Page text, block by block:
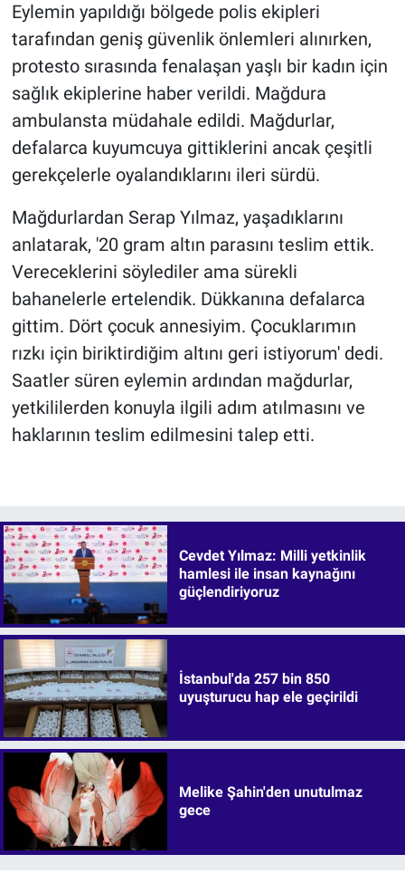
Eylemin yapıldığı bölgede polis ekipleri
tarafından geniş güvenlik önlemleri alınırken,
protesto sırasında fenalaşan yaşlı bir kadın için
sağlık ekiplerine haber verildi. Mağdura
ambulansta müdahale edildi. Mağdurlar,
defalarca kuyumcuya gittiklerini ancak çeşitli
gerekçelerle oyalandıklarını ileri sürdü.
Mağdurlardan Serap Yılmaz, yaşadıklarını
anlatarak, '20 gram altın parasını teslim ettik.
Vereceklerini söylediler ama sürekli
bahanelerle ertelendik. Dükkanına defalarca
gittim. Dört çocuk annesiyim. Çocuklarımın
rızkı için biriktirdiğim altını geri istiyorum' dedi.
Saatler süren eylemin ardından mağdurlar,
yetkililerden konuyla ilgili adım atılmasını ve
haklarının teslim edilmesini talep etti.
Cevdet Yılmaz: Milli yetkinlik
hamlesi ile insan kaynağını
güçlendiriyoruz
İstanbul'da 257 bin 850
uyuşturucu hap ele geçirildi
Melike Şahin'den unutulmaz
gece